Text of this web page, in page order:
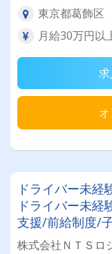
東京都葛飾区
月給30万円以
ドライバー未
ドライバー未
支援/前給制度/
整ってます
株式会社ＮＴＳロ